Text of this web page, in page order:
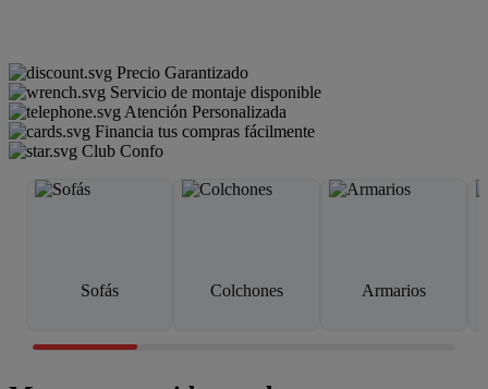
Precio Garantizado
Servicio de montaje disponible
Atención Personalizada
Financia tus compras fácilmente
Club Confo
Sofás Colchones Armarios